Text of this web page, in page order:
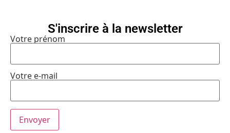
S'inscrire à la newsletter
Votre prénom
Votre e-mail